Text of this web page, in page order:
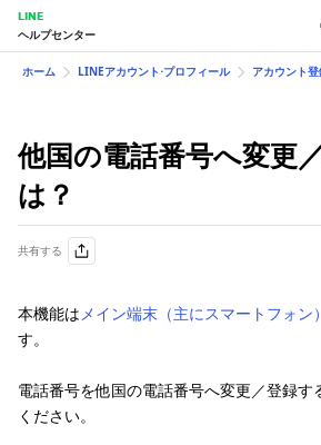
LINE
ヘルプセンター
ホーム LINEアカウント⋅プロフィール アカウント
他国の電話番号へ変更
は？
共有する
本機能はメイン端末（主にスマートフォン）
す。
電話番号を他国の電話番号へ変更／登録す
ください。